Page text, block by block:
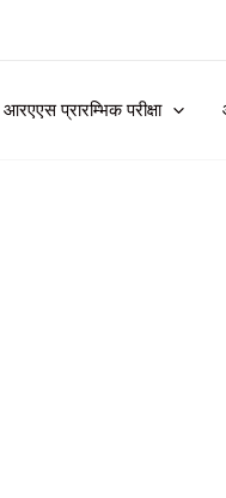
आरएएस प्रारम्भिक परीक्षा